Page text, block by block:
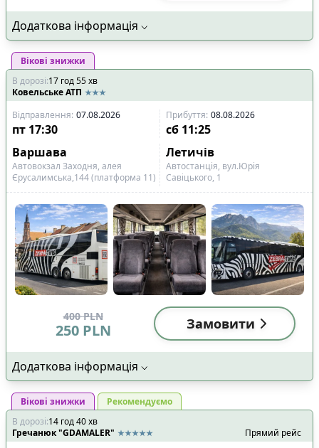
Додаткова інформація
Вікові знижки
В дорозі:17 год55хв
Ковельське АТП
Відправлення: 07.08.2026 Прибуття: 08.08.2026
пт 17:30 сб 11:25
Варшава
Летичів
Автовокзал Заходня, алея
Єрусалимська,144 (платформа 11)
Автостанція, вул.Юрія
Савіцького, 1
400 PLN
250 PLN Замовити
Додаткова інформація
Вікові знижки
Рекомендуємо
В дорозі:14 год40хв
Гречанюк "GDAMALER"
Прямий рейс